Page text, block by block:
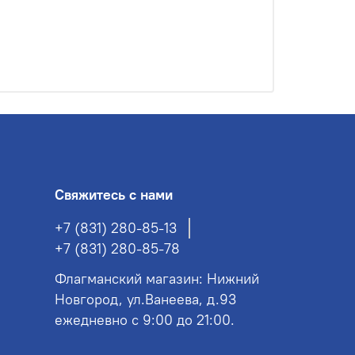
Свяжитесь с нами
+7 (831) 280-85-13
+7 (831) 280-85-78
Флагманский магазин: Нижний
Новгород, ул.Ванеева, д.93
ежедневно с 9:00 до 21:00.